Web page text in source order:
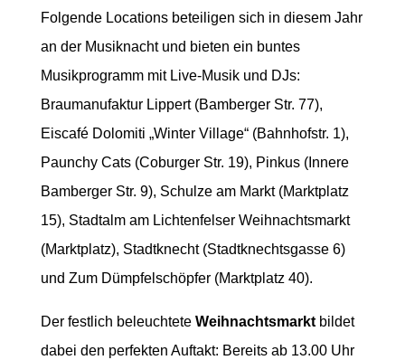
Folgende Locations beteiligen sich in diesem Jahr
an der Musiknacht und bieten ein buntes
Musikprogramm mit Live-Musik und DJs:
Braumanufaktur Lippert (Bamberger Str. 77),
Eiscafé Dolomiti „Winter Village“ (Bahnhofstr. 1),
Paunchy Cats (Coburger Str. 19), Pinkus (Innere
Bamberger Str. 9), Schulze am Markt (Marktplatz
15), Stadtalm am Lichtenfelser Weihnachtsmarkt
(Marktplatz), Stadtknecht (Stadtknechtsgasse 6)
und Zum Dümpfelschöpfer (Marktplatz 40).
Der festlich beleuchtete Weihnachtsmarktbildet
dabei den perfekten Auftakt: Bereits ab 13.00 Uhr